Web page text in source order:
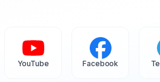
YouTube Facebook